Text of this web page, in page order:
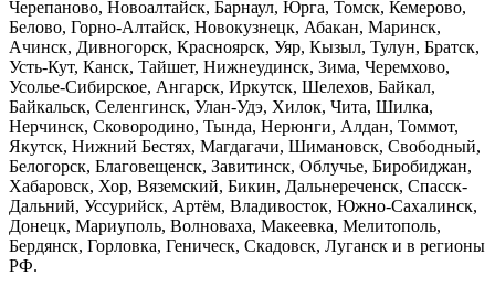
Черепаново, Новоалтайск, Барнаул, Юрга, Томск, Кемерово,
Белово, Горно-Алтайск, Новокузнецк, Абакан, Маринск,
Ачинск, Дивногорск, Красноярск, Уяр, Кызыл, Тулун, Братск,
Усть-Кут, Канск, Тайшет, Нижнеудинск, Зима, Черемхово,
Усолье-Сибирское, Ангарск, Иркутск, Шелехов, Байкал,
Байкальск, Селенгинск, Улан-Удэ, Хилок, Чита, Шилка,
Нерчинск, Сковородино, Тында, Нерюнги, Алдан, Томмот,
Якутск, Нижний Бестях, Магдагачи, Шимановск, Свободный,
Белогорск, Благовещенск, Завитинск, Облучье, Биробиджан,
Хабаровск, Хор, Вяземский, Бикин, Дальнереченск, Спасск-
Дальний, Уссурийск, Артём, Владивосток, Южно-Сахалинск,
Донецк, Мариуполь, Волноваха, Макеевка, Мелитополь,
Бердянск, Горловка, Геническ, Скадовск, Луганск и в регионы
РФ.